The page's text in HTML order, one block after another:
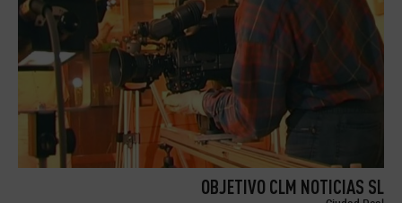
OBJETIVO CLM NOTICIAS SL